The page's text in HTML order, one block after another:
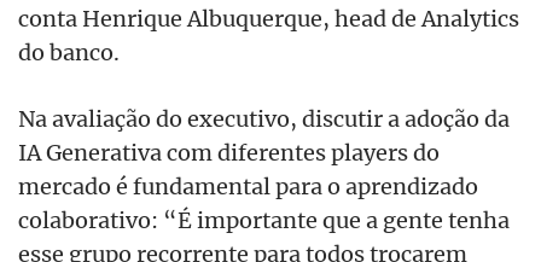
conta Henrique Albuquerque, head de Analytics
do banco.
Na avaliação do executivo, discutir a adoção da
IA Generativa com diferentes players do
mercado é fundamental para o aprendizado
colaborativo: “É importante que a gente tenha
esse grupo recorrente para todos trocarem